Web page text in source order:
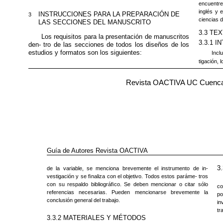
3
INSTRUCCIONES PARA LA PREPARACIÓN DE
LAS SECCIONES DEL MANUSCRITO
Los requisitos para la presentación de manuscritos
den- tro de las secciones de todos los diseños de los
estudios y formatos son los siguientes:
inglés y
ciencias
3.3
3.3.1
tigación,
Revista OACTIVA UC
Guía de Autores Revista OACTIVA
de la variable, se menciona brevemente el instrumento de in-
vestigación y se ﬁnaliza con el objetivo. Todos estos paráme- tros
con su respaldo bibliográﬁco. Se deben mencionar o citar sólo
referencias necesarias. Pueden mencionarse brevemente la
conclusión general del trabajo.
3.3.2 MATERIALES Y MÉTODOS